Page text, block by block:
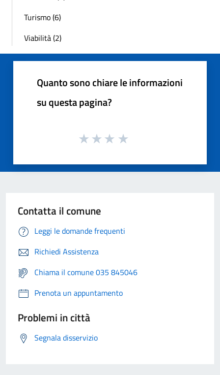
Turismo (6)
Viabilità (2)
Quanto sono chiare le informazioni
su questa pagina?
Contatta il comune
Leggi le domande frequenti
Richiedi Assistenza
Chiama il comune 035 845046
Prenota un appuntamento
Problemi in città
Segnala disservizio